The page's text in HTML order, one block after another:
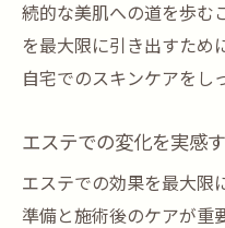
続的な美肌への道を歩む
を最大限に引き出すため
自宅でのスキンケアをし
エステでの変化を実感
エステでの効果を最大限
準備と施術後のケアが重